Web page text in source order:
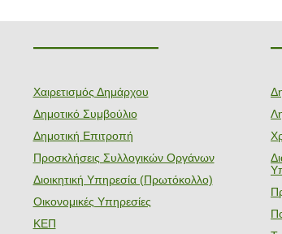
———————
Χαιρετισμός Δημάρχου
Δημοτικό Συμβούλιο
Δημοτική Επιτροπή
Προσκλήσεις Συλλογικών Οργάνων
Διοικητική Υπηρεσία (Πρωτόκολλο)
Οικονομικές Υπηρεσίες
ΚΕΠ